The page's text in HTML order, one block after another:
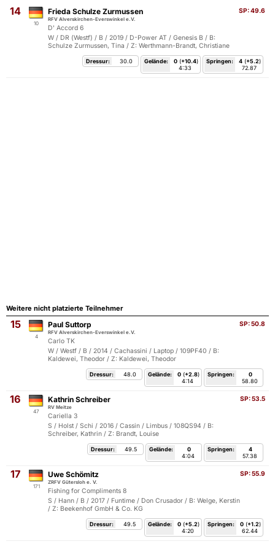
14
10
SP:49.6
Frieda Schulze Zurmussen
RFV Alverskirchen-Everswinkel e.V.
D' Accord 6
W / DR (Westf) / B / 2019 / D-Power AT / Genesis B / B:
Schulze Zurmussen, Tina / Z: Werthmann-Brandt, Christiane
Springen: 4 (+5.2)
72.87
Gelände: 0 (+10.4)
4:33
Dressur: 30.0
Weitere nicht platzierte Teilnehmer
15
4
SP:50.8
Paul Suttorp
RFV Alverskirchen-Everswinkel e.V.
Carlo TK
W / Westf / B / 2014 / Cachassini / Laptop / 109PF40 / B:
Kaldewei, Theodor / Z: Kaldewei, Theodor
Springen:
0
58.80
Gelände: 0 (+2.8)
4:14
Dressur: 48.0
16
47
SP:53.5
Kathrin Schreiber
RV Meitze
Cariella 3
S / Holst / Schi / 2016 / Cassin / Limbus / 108QS94 / B:
Schreiber, Kathrin / Z: Brandt, Louise
Springen:
4
57.38
Gelände:
0
4:04
Dressur: 49.5
17
171
SP:55.9
Uwe Schömitz
ZRFV Gütersloh e. V.
Fishing for Compliments 8
S / Hann / B / 2017 / Funtime / Don Crusador / B: Welge, Kerstin
/ Z: Beekenhof GmbH & Co. KG
Springen: 0 (+1.2)
62.44
Gelände: 0 (+5.2)
4:20
Dressur: 49.5